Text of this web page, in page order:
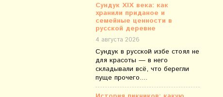
Сундук XIX века: как
хранили приданое и
семейные ценности в
русской деревне
4 августа 2026
Сундук в русской избе стоял не
для красоты — в него
складывали всё, что берегли
пуще прочего....